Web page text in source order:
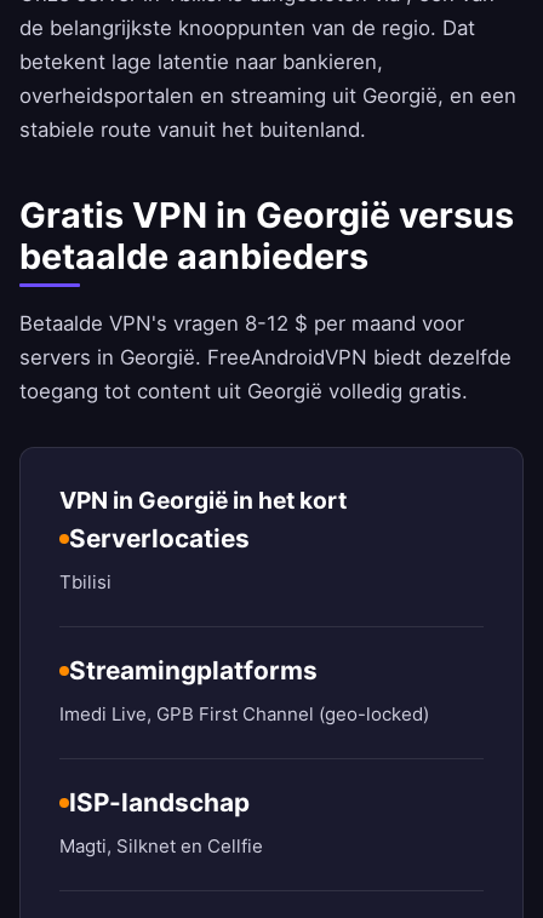
de belangrijkste knooppunten van de regio. Dat
betekent lage latentie naar bankieren,
overheidsportalen en streaming uit Georgië, en een
stabiele route vanuit het buitenland.
Gratis VPN in Georgië versus
betaalde aanbieders
Betaalde VPN's vragen 8-12 $ per maand voor
servers in Georgië. FreeAndroidVPN biedt dezelfde
toegang tot content uit Georgië volledig gratis.
VPN in Georgië in het kort
Serverlocaties
Tbilisi
Streamingplatforms
Imedi Live, GPB First Channel (geo-locked)
ISP-landschap
Magti, Silknet en Cellfie